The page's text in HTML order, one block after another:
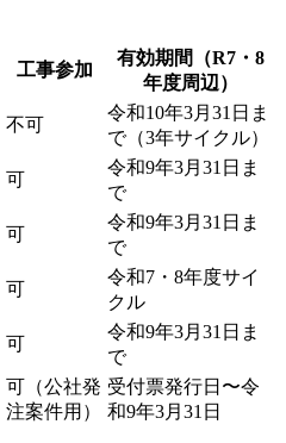
工事参加
有効期間（R7・8
年度周辺）
不可
令和10年3月31日ま
で（3年サイクル）
可
令和9年3月31日ま
で
可
令和9年3月31日ま
で
可
令和7・8年度サイ
クル
可
令和9年3月31日ま
で
可（公社発
注案件用）
受付票発行日〜令
和9年3月31日